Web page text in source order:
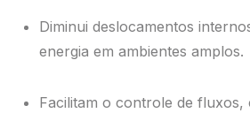
Diminui deslocamentos
energia em ambientes amplos.
Facilitam o controle de fluxos,